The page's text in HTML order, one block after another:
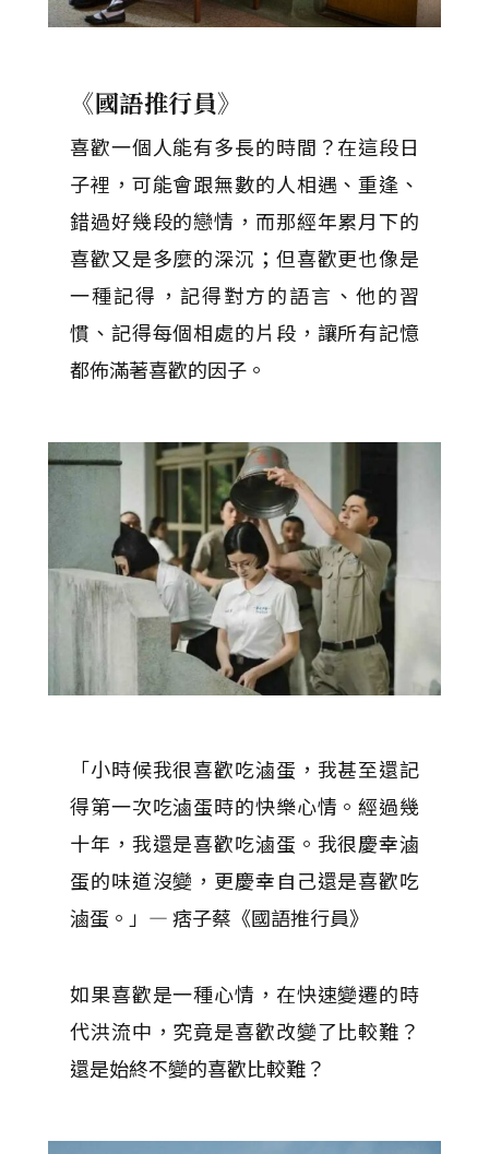
《國語推行員》
喜歡一個人能有多長的時間？在這段日
子裡，可能會跟無數的人相遇、重逢、
錯過好幾段的戀情，而那經年累月下的
喜歡又是多麼的深沉；但喜歡更也像是
一種記得，記得對方的語言、他的習
慣、記得每個相處的片段，讓所有記憶
都佈滿著喜歡的因子。
「小時候我很喜歡吃滷蛋，我甚至還記
得第一次吃滷蛋時的快樂心情。經過幾
十年，我還是喜歡吃滷蛋。我很慶幸滷
蛋的味道沒變，更慶幸自己還是喜歡吃
滷蛋。」— 痞子蔡《國語推行員》
如果喜歡是一種心情，在快速變遷的時
代洪流中，究竟是喜歡改變了比較難？
還是始終不變的喜歡比較難？